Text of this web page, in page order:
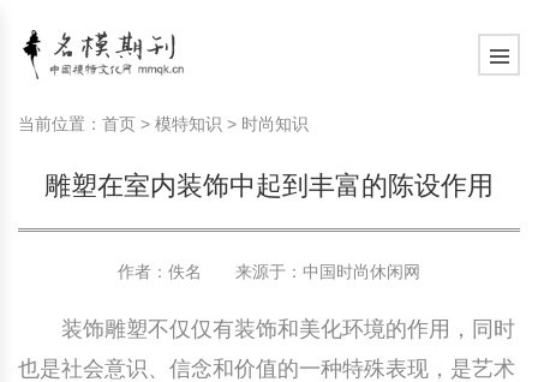
美容护肤知识
美容护肤知识
当前位置： 首页 > 模特知识 > 时尚知识
雕塑在室内装饰中起到丰富的陈设作用
作者：佚名 来源于： 中国时尚休闲网
装饰雕塑不仅仅有装饰和美化环境的作用，同时
也是社会意识、信念和价值的一种特殊表现，是艺术